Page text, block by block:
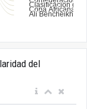
del